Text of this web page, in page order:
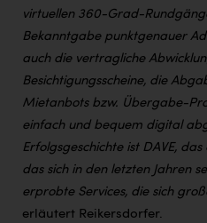
virtuellen 360-Grad-
Bekanntgabe punktgenauer
auch die vertragliche
Besichtigungsscheine, die
Mietanbots bzw. Übergabe-
einfach und bequem digital
Erfolgsgeschichte ist DAVE,
das sich in den letzten Jahren
erprobte Services, die sich
erläutert Reikersdorfer.